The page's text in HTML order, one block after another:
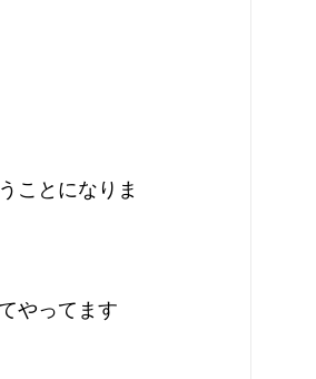
ことになりま
やってます